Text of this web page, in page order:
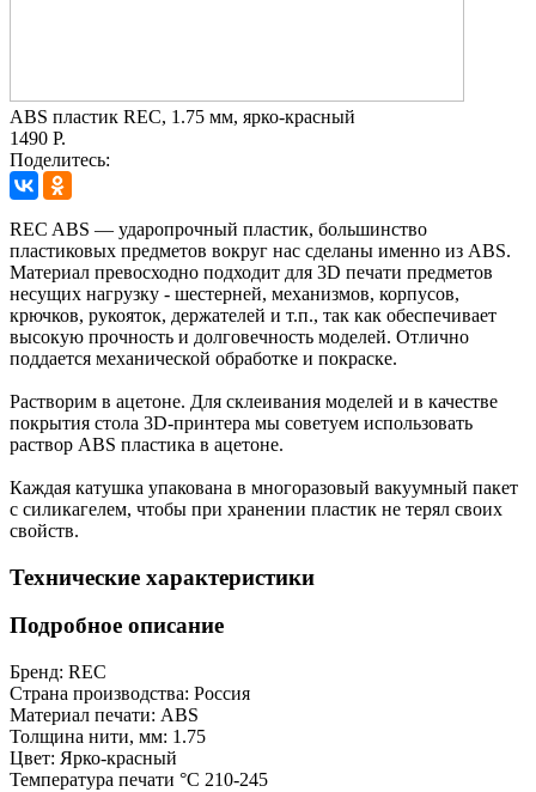
ABS пластик REC, 1.75 мм, ярко-красный
1490 Р.
Поделитесь:
REC ABS — ударопрочный пластик, большинство
пластиковых предметов вокруг нас сделаны именно из ABS.
Материал превосходно подходит для 3D печати предметов
несущих нагрузку - шестерней, механизмов, корпусов,
крючков, рукояток, держателей и т.п., так как обеспечивает
высокую прочность и долговечность моделей. Отлично
поддается механической обработке и покраске.
Растворим в ацетоне. Для склеивания моделей и в качестве
покрытия стола 3D-принтера мы советуем использовать
раствор ABS пластика в ацетоне.
Каждая катушка упакована в многоразовый вакуумный пакет
с силикагелем, чтобы при хранении пластик не терял своих
свойств.
Технические характеристики
Подробное описание
Бренд: REC
Страна производства: Россия
Материал печати: ABS
Толщина нити, мм: 1.75
Цвет: Ярко-красный
Температура печати °C 210-245